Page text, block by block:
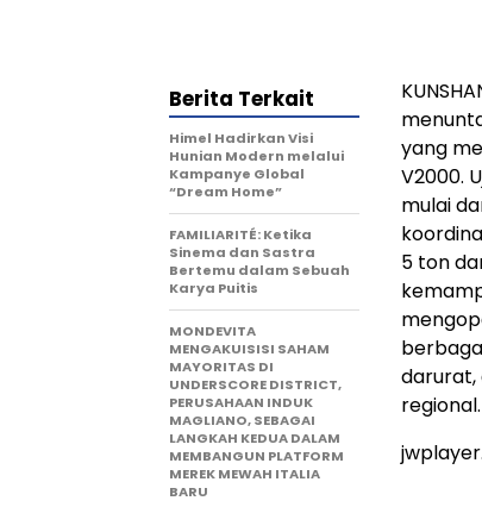
yang
V2000.
mulai
5 ton
darurat,
regional.
Berita Terkait
Himel Hadirkan Visi
Hunian Modern melalui
Kampanye Global
“Dream Home”
FAMILIARITÉ: Ketika
Sinema dan Sastra
Bertemu dalam Sebuah
Karya Puitis
MONDEVITA
MENGAKUISISI SAHAM
MAYORITAS DI
UNDERSCORE DISTRICT,
PERUSAHAAN INDUK
MAGLIANO, SEBAGAI
LANGKAH KEDUA DALAM
MEMBANGUN PLATFORM
MEREK MEWAH ITALIA
BARU